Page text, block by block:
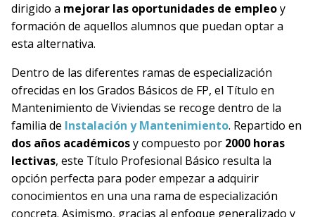
dirigido a mejorar las oportunidades de empleoy
formación de aquellos alumnos que puedan optar a
esta alternativa.
Dentro de las diferentes ramas de especialización
ofrecidas en los Grados Básicos de FP, el Título en
Mantenimiento de Viviendas se recoge dentro de la
familia de Instalación y Mantenimiento. Repartido en
dos años académicosy compuesto por 2000 horas
lectivas, este Título Profesional Básico resulta la
opción perfecta para poder empezar a adquirir
conocimientos en una una rama de especialización
concreta. Asimismo, gracias al enfoque generalizado y